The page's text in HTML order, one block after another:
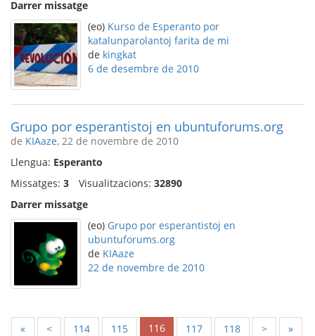
Darrer missatge
(eo) Kurso de Esperanto por
katalunparolantoj farita de mi
de kingkat
6 de desembre de 2010
Grupo por esperantistoj en ubuntuforums.org
de KIAaze, 22 de novembre de 2010
Llengua: Esperanto
Missatges: 3 Visualitzacions: 32890
Darrer missatge
(eo) Grupo por esperantistoj en
ubuntuforums.org
de KIAaze
22 de novembre de 2010
« < 114 115 116 117 118 > »